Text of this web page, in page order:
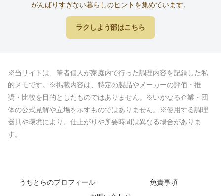
がんばりすぎない暮らしのヒントを集めています。
ラクしよう部はこちら
※当サイトは、筆者個人が家庭内で行った調理内容を記録した私
的メモです。※掲載内容は、特定の製品やメーカーの評価・推
奨・比較を目的としたものではありません。※いかなる企業・団
体の公式見解や立場を示すものではありません。※使用する調理
器具や環境により、仕上がりや所要時間は異なる場合がありま
す。
うちとらのプロフィール
免責事項